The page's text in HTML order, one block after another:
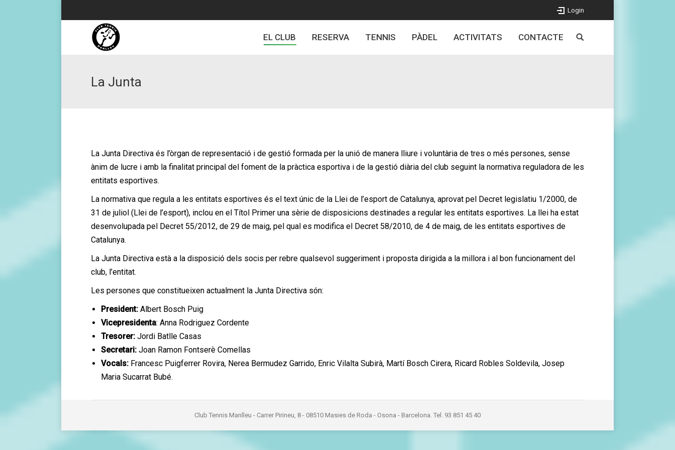
Login
EL CLUB RESERVA TENNIS PÀDEL ACTIVITATS CONTACTE
La Junta
La Junta Directiva és l’òrgan de representació i de gestió formada per la unió de manera lliure i voluntària de tres o més persones, sense
ànim de lucre i amb la finalitat principal del foment de la pràctica esportiva i de la gestió diària del club seguint la normativa reguladora de les
entitats esportives.
La normativa que regula a les entitats esportives és el text únic de la Llei de l’esport de Catalunya, aprovat pel Decret legislatiu 1/2000, de
31 de juliol (Llei de l’esport), inclou en el Títol Primer una sèrie de disposicions destinades a regular les entitats esportives. La llei ha estat
desenvolupada pel Decret 55/2012, de 29 de maig, pel qual es modifica el Decret 58/2010, de 4 de maig, de les entitats esportives de
Catalunya.
La Junta Directiva està a la disposició dels socis per rebre qualsevol suggeriment i proposta dirigida a la millora i al bon funcionament del
club, l’entitat.
Les persones que constitueixen actualment la Junta Directiva són:
President: Albert Bosch Puig
Vicepresidenta: Anna Rodriguez Cordente
Tresorer: Jordi Batlle Casas
Secretari: Joan Ramon Fontserè Comellas
Vocals: Francesc Puigferrer Rovira, Nerea Bermudez Garrido, Enric Vilalta Subirà, Martí Bosch Cirera, Ricard Robles Soldevila, Josep
Maria Sucarrat Bubé.
Club Tennis Manlleu - Carrer Pirineu, 8 - 08510 Masies de Roda - Osona - Barcelona. Tel. 93 851 45 40